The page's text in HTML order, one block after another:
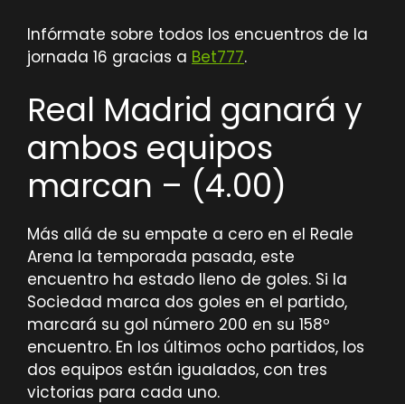
Infórmate sobre todos los encuentros de la
jornada 16 gracias a Bet777.
Real Madrid ganará y
ambos equipos
marcan – (4.00)
Más allá de su empate a cero en el Reale
Arena la temporada pasada, este
encuentro ha estado lleno de goles. Si la
Sociedad marca dos goles en el partido,
marcará su gol número 200 en su 158º
encuentro. En los últimos ocho partidos, los
dos equipos están igualados, con tres
victorias para cada uno.